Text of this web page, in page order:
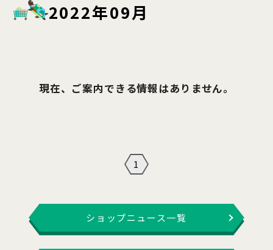
2022年09月
現在、ご案内できる情報はありません。
1
ショップニュース一覧